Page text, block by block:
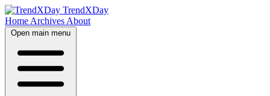
TrendXDay
Home Archives About
Open main menu